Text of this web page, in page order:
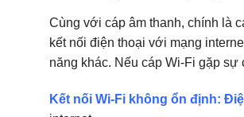
Cùng với cáp âm thanh, chính là
kết nối điện thoại với mạng
năng khác. Nếu cáp Wi-Fi gặp sự
Kết nối Wi-Fi không ổn định: